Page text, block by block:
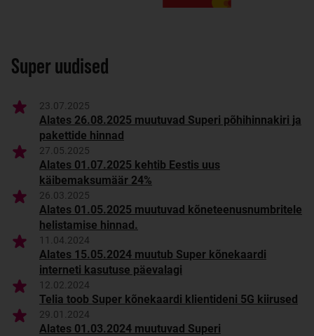
Super uudised
23.07.2025
Alates 26.08.2025 muutuvad Superi põhihinnakiri ja
pakettide hinnad
27.05.2025
Alates 01.07.2025 kehtib Eestis uus
käibemaksumäär 24%
26.03.2025
Alates 01.05.2025 muutuvad kõneteenusnumbritele
helistamise hinnad.
11.04.2024
Alates 15.05.2024 muutub Super kõnekaardi
interneti kasutuse päevalagi
12.02.2024
Telia toob Super kõnekaardi klientideni 5G kiirused
29.01.2024
Alates 01.03.2024 muutuvad Superi